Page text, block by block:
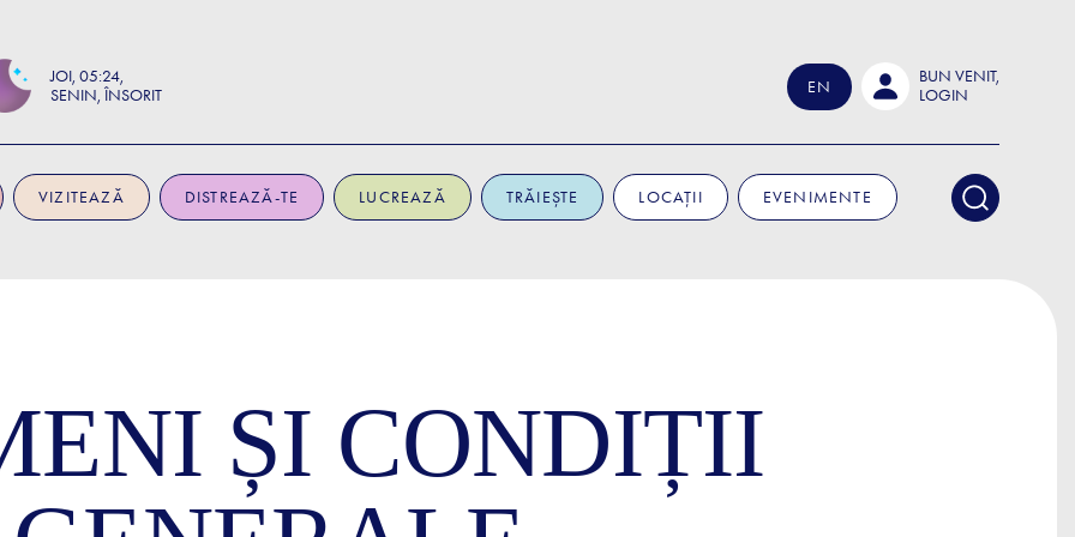
JOI 05:24
SENIN, ÎNSORIT
EN
BUN VENIT,
LOGIN
VIZITEAZĂ DISTREAZĂ-TE LUCREAZĂ TRĂIEȘTE LOCAȚII EVENIMENTE
ȘI CONDIȚII